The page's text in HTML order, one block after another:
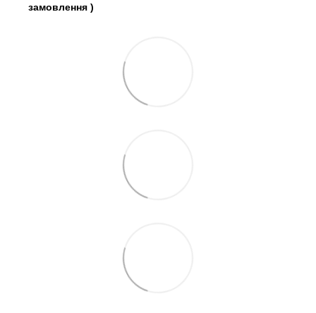
замовлення )